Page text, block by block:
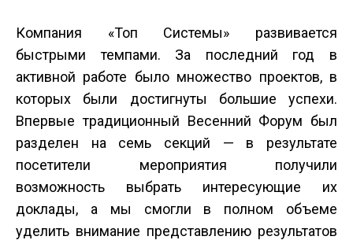
Компания «Топ Системы» развивается
быстрыми темпами. За последний год в
активной работе было множество проектов, в
которых были достигнуты большие успехи.
Впервые традиционный Весенний Форум был
разделен на семь секций — в результате
посетители мероприятия получили
возможность выбрать интересующие их
доклады, а мы смогли в полном объеме
уделить внимание представлению результатов